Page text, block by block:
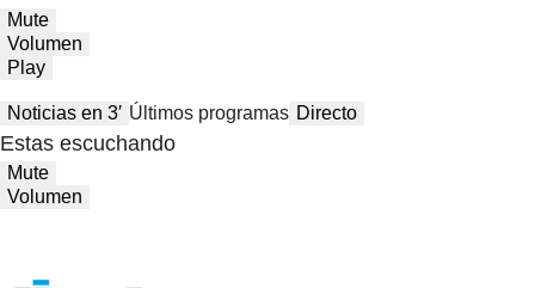
Mute
Volumen
Play
Noticias en 3′ Últimos programas Directo
Estas escuchando
Mute
Volumen